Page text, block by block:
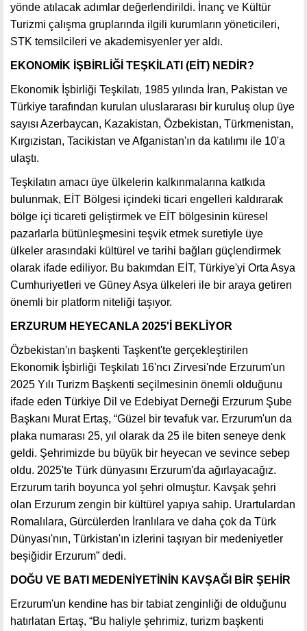
yönde atılacak adımlar değerlendirildi. İnanç ve Kültür
Turizmi çalışma gruplarında ilgili kurumların yöneticileri,
STK temsilcileri ve akademisyenler yer aldı.
EKONOMİK İŞBİRLİĞİ TEŞKİLATI (EİT) NEDİR?
Ekonomik İşbirliği Teşkilatı, 1985 yılında İran, Pakistan ve
Türkiye tarafından kurulan uluslararası bir kuruluş olup üye
sayısı Azerbaycan, Kazakistan, Özbekistan, Türkmenistan,
Kırgızistan, Tacikistan ve Afganistan'ın da katılımı ile 10'a
ulaştı.
Teşkilatın amacı üye ülkelerin kalkınmalarına katkıda
bulunmak, EİT Bölgesi içindeki ticari engelleri kaldırarak
bölge içi ticareti geliştirmek ve EİT bölgesinin küresel
pazarlarla bütünleşmesini teşvik etmek suretiyle üye
ülkeler arasındaki kültürel ve tarihi bağları güçlendirmek
olarak ifade ediliyor. Bu bakımdan EİT, Türkiye'yi Orta Asya
Cumhuriyetleri ve Güney Asya ülkeleri ile bir araya getiren
önemli bir platform niteliği taşıyor.
ERZURUM HEYECANLA 2025'İ BEKLİYOR
Özbekistan'ın başkenti Taşkent'te gerçekleştirilen
Ekonomik İşbirliği Teşkilatı 16'ncı Zirvesi'nde Erzurum'un
2025 Yılı Turizm Başkenti seçilmesinin önemli olduğunu
ifade eden Türkiye Dil ve Edebiyat Derneği Erzurum Şube
Başkanı Murat Ertaş, “Güzel bir tevafuk var. Erzurum'un da
plaka numarası 25, yıl olarak da 25 ile biten seneye denk
geldi. Şehrimizde bu büyük bir heyecan ve sevince sebep
oldu. 2025'te Türk dünyasını Erzurum'da ağırlayacağız.
Erzurum tarih boyunca yol şehri olmuştur. Kavşak şehri
olan Erzurum zengin bir kültürel yapıya sahip. Urartulardan
Romalılara, Gürcülerden İranlılara ve daha çok da Türk
Dünyası'nın, Türkistan'ın izlerini taşıyan bir medeniyetler
beşiğidir Erzurum” dedi.
DOĞU VE BATI MEDENİYETİNİN KAVŞAĞI BİR ŞEHİR
Erzurum'un kendine has bir tabiat zenginliği de olduğunu
hatırlatan Ertaş, “Bu haliyle şehrimiz, turizm başkenti